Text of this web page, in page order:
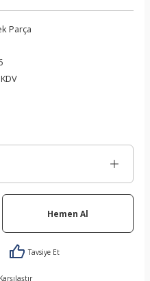
Parça
Hemen Al
Tavsiye Et
Karşılaştır